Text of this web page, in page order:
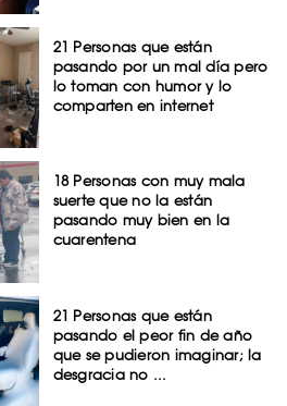
21 Personas que están
pasando por un mal día pero
lo toman con humor y lo
comparten en internet
18 Personas con muy mala
suerte que no la están
pasando muy bien en la
cuarentena
21 Personas que están
pasando el peor fin de año
que se pudieron imaginar; la
desgracia no ...